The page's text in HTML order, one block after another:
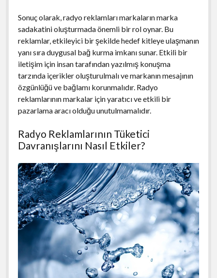
Sonuç olarak, radyo reklamları markaların marka
sadakatini oluşturmada önemli bir rol oynar. Bu
reklamlar, etkileyici bir şekilde hedef kitleye ulaşmanın
yanı sıra duygusal bağ kurma imkanı sunar. Etkili bir
iletişim için insan tarafından yazılmış konuşma
tarzında içerikler oluşturulmalı ve markanın mesajının
özgünlüğü ve bağlamı korunmalıdır. Radyo
reklamlarının markalar için yaratıcı ve etkili bir
pazarlama aracı olduğu unutulmamalıdır.
Radyo Reklamlarının Tüketici
Davranışlarını Nasıl Etkiler?